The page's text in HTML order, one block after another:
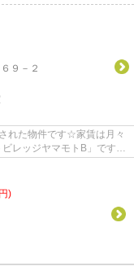
９－２
れた物件です☆家賃は月々
レッジヤマモトB」です☆
)